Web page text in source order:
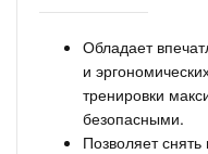
Обладает
и
тренировки
безопасными.
Позволяет снять